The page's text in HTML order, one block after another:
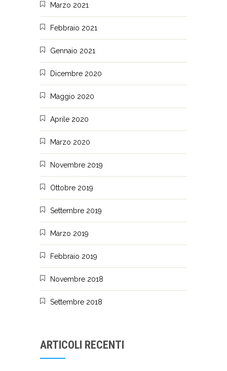
Marzo 2021
Febbraio 2021
Gennaio 2021
Dicembre 2020
Maggio 2020
Aprile 2020
Marzo 2020
Novembre 2019
Ottobre 2019
Settembre 2019
Marzo 2019
Febbraio 2019
Novembre 2018
Settembre 2018
ARTICOLI RECENTI